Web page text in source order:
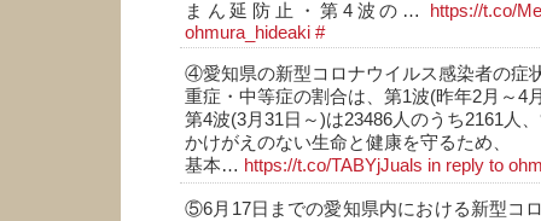
まん延防止・第4波の…
https://t.co/
ohmura_hideaki #
④愛知県の新型コロナウイルス感染者の症
重症・中等症の割合は、第1波(昨年2月～4
第4波(3月31日～)は23486人のうち2161人
かけがえのない生命と健康を守るため、
基本… https://t.co/TABYjJuals in reply to
⑤6月17日までの愛知県内における新型コ